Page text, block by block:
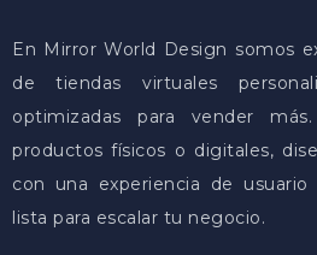
En Mirror World Design somos
de tiendas virtuales
optimizadas para vender
productos físicos o digitales,
con una experiencia de
lista para escalar tu negocio.